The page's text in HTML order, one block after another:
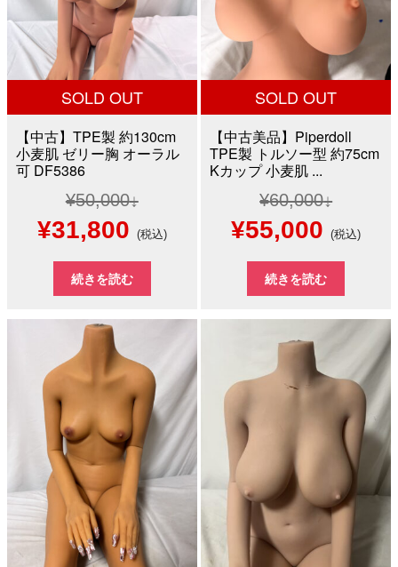
た。 す。 た。 す。
SOLD OUT
【中古】TPE製 約130cm
小麦肌 ゼリー胸 オーラル
可 DF5386
¥50,000
元
の
価
は
¥50,000
で
し
た。
¥31,800現
在
の
格
は
¥31,800
で
す。
(税込)
続きを読む
SOLD OUT
【中古美品】Piperdoll
TPE製 トルソー型 約75cm
Kカップ 小麦肌 ...
¥60,000
元
の
価
¥60,000
で
し
た。
¥55,000 現
在
の
格
は
す。
(税込)
続きを読む